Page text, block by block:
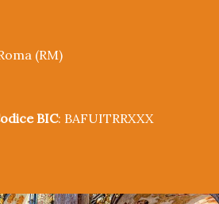
(RM)
BIC: BAFUITRRXXX